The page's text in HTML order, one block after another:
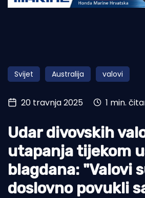
Obala
Otoci
Turizam i nautika
Pomorstvo
Ribolov
Ekologija
Tradicija i kultura
Svijet Australija valovi
20 travnja 2025 1 min.
Udar divovskih
utapanja tijekom
blagdana: "Valovi
doslovno povukli